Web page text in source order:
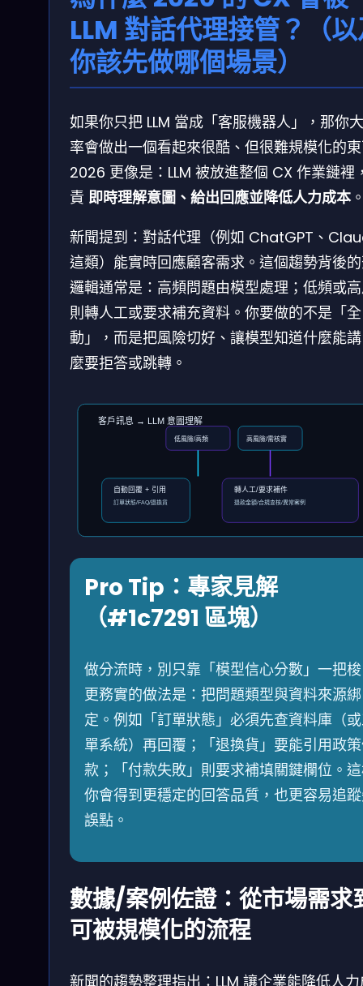
LLM 對話代理接管？（
你該先做哪個場景）
如果你只把 LLM 當成「客服機器人」，那你
率會做出一個看起來很酷、但很難規模化的
2026 更像是：LLM 被放進整個 CX 作業鏈裡
責 即時理解意圖、給出回應並降低人力成本
新聞提到：對話代理（例如 ChatGPT、
這類）能實時回應顧客需求。這個趨勢背後
邏輯通常是：高頻問題由模型處理；低頻或
則轉人工或要求補充資料。你要做的不是「
動」，而是把風險切好、讓模型知道什麼能
麼要拒答或跳轉。
客戶訊息 → LLM 意圖理解
低風險/高頻 高風險/需核實
自動回覆 + 引用
訂單狀態/FAQ/退換貨
轉人工/要求補件
退款金額/合規查核/異常案例
Pro Tip：專家見解
（#1c7291 區塊）
做分流時，別只靠「模型信心分數」一把
更務實的做法是：把問題類型與資料來源綁
定。例如「訂單狀態」必須先查資料庫（
單系統）再回覆；「退換貨」要能引用政
款；「付款失敗」則要求補填關鍵欄位。
你會得到更穩定的回答品質，也更容易追
誤點。
數據/案例佐證：從市場需求
可被規模化的流程
新聞的趨勢整理指出：LLM 讓企業能降低人